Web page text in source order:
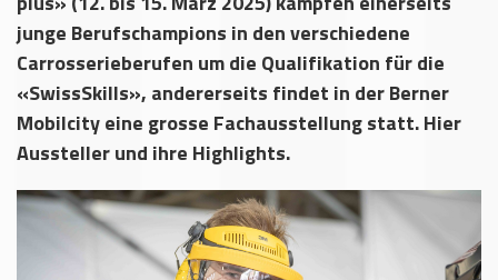
junge Berufschampions in den verschiedene
Carrosserieberufen um die Qualifikation für die
«SwissSkills», andererseits findet in der Berner
Mobilcity eine grosse Fachausstellung statt. Hier
Aussteller und ihre Highlights.